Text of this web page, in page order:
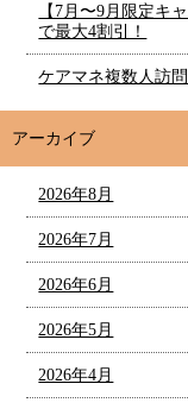
【7月〜9月限定キ
で最大4割引！
ケアマネ複数人訪
アーカイブ
2026年8月
2026年7月
2026年6月
2026年5月
2026年4月